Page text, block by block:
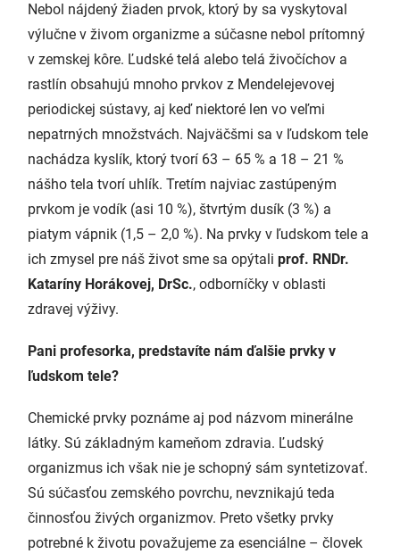
Nebol nájdený žiaden prvok, ktorý by sa vyskytoval
výlučne v živom organizme a súčasne nebol prítomný
v zemskej kôre. Ľudské telá alebo telá živočíchov a
rastlín obsahujú mnoho prvkov z Mendelejevovej
periodickej sústavy, aj keď niektoré len vo veľmi
nepatrných množstvách. Najväčšmi sa v ľudskom tele
nachádza kyslík, ktorý tvorí 63 – 65 % a 18 – 21 %
nášho tela tvorí uhlík. Tretím najviac zastúpeným
prvkom je vodík (asi 10 %), štvrtým dusík (3 %) a
piatym vápnik (1,5 – 2,0 %). Na prvky v ľudskom tele a
ich zmysel pre náš život sme sa opýtali prof. RNDr.
Kataríny Horákovej, DrSc., odborníčky v oblasti
zdravej výživy.
Pani profesorka, predstavíte nám ďalšie prvky v
ľudskom tele?
Chemické prvky poznáme aj pod názvom minerálne
látky. Sú základným kameňom zdravia. Ľudský
organizmus ich však nie je schopný sám syntetizovať.
Sú súčasťou zemského povrchu, nevznikajú teda
činnosťou živých organizmov. Preto všetky prvky
potrebné k životu považujeme za esenciálne – človek